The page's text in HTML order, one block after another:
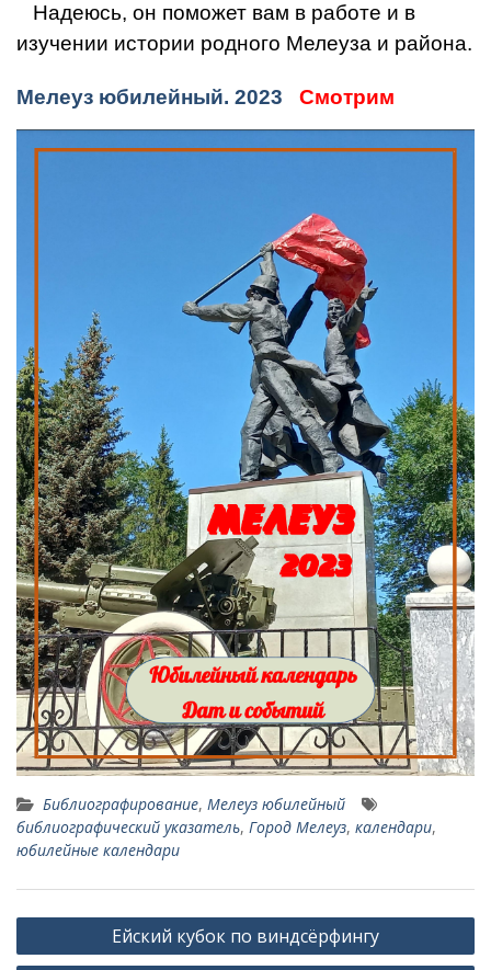
Надеюсь, он поможет вам в работе и в
изучении истории родного Мелеуза и района.
Мелеуз юбилейный. 2023 Смотрим
Библиографирование, Мелеуз юбилейный
библиографический указатель, Город Мелеуз, календари,
юбилейные календари
Навигация
по
Ейский кубок по виндсёрфингу